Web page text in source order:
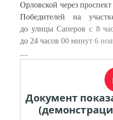
Орловской через
Победителей на
до улицы Саперов с 8
до 24 часов 00 минут 6
....
Документ